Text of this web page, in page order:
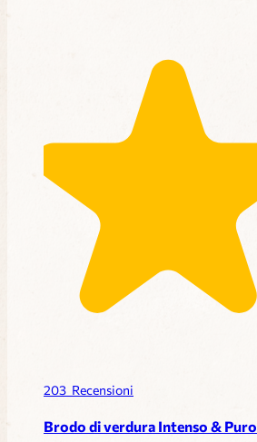
203 Recensioni
Brodo di verdura Intenso & Puro